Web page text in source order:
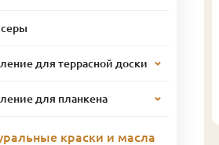
для террасной доски
для планкена
краски и масла